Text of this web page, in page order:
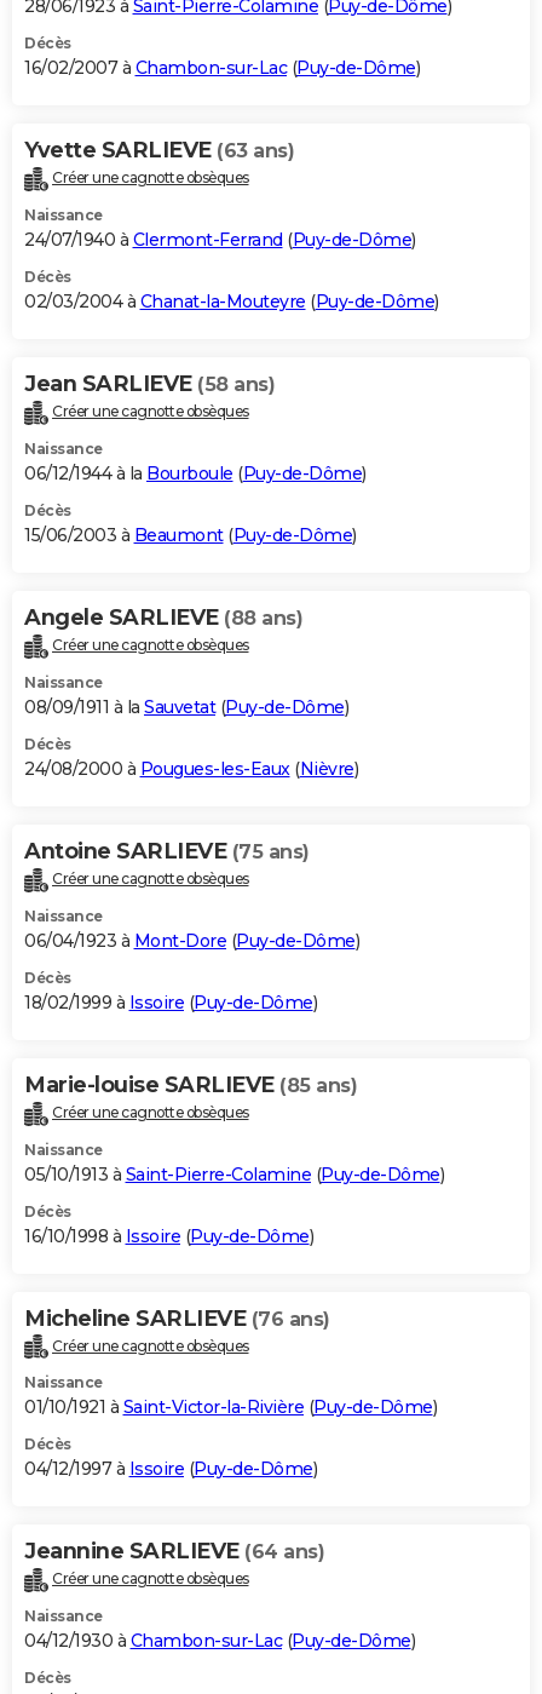
28/06/1923 à Saint-Pierre-Colamine (Puy-de-Dôme)
Décès
16/02/2007 à Chambon-sur-Lac(Puy-de-Dôme)
Yvette SARLIEVE (63 ans)
Créer une cagnotte obsèques
Naissance
24/07/1940 à Clermont-Ferrand (Puy-de-Dôme)
Décès
02/03/2004 à Chanat-la-Mouteyre (Puy-de-Dôme)
Jean SARLIEVE (58 ans)
Créer une cagnotte obsèques
Naissance
06/12/1944 à la Bourboule (Puy-de-Dôme)
Décès
15/06/2003 à Beaumont(Puy-de-Dôme)
Angele SARLIEVE (88 ans)
Créer une cagnotte obsèques
Naissance
08/09/1911 à la Sauvetat(Puy-de-Dôme)
Décès
24/08/2000 à Pougues-les-Eaux(Nièvre)
Antoine SARLIEVE (75 ans)
Créer une cagnotte obsèques
Naissance
06/04/1923 à Mont-Dore (Puy-de-Dôme)
Décès
18/02/1999 à Issoire (Puy-de-Dôme)
Marie-louise SARLIEVE (85 ans)
Créer une cagnotte obsèques
Naissance
05/10/1913 à Saint-Pierre-Colamine (Puy-de-Dôme)
Décès
16/10/1998 à Issoire (Puy-de-Dôme)
Micheline SARLIEVE (76 ans)
Créer une cagnotte obsèques
Naissance
01/10/1921 à Saint-Victor-la-Rivière (Puy-de-Dôme)
Décès
04/12/1997 à Issoire (Puy-de-Dôme)
Jeannine SARLIEVE (64 ans)
Créer une cagnotte obsèques
Naissance
04/12/1930 à Chambon-sur-Lac(Puy-de-Dôme)
Décès